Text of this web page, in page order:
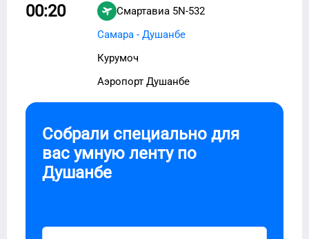
00:20 Смартавиа 5N-532
Самара - Душанбе
Курумоч
Аэропорт Душанбе
Собрали специально для
вас умную ленту по
Душанбе